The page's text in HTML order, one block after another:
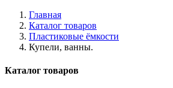
Главная
Каталог товаров
Пластиковые ёмкости
Купели, ванны.
Каталог товаров